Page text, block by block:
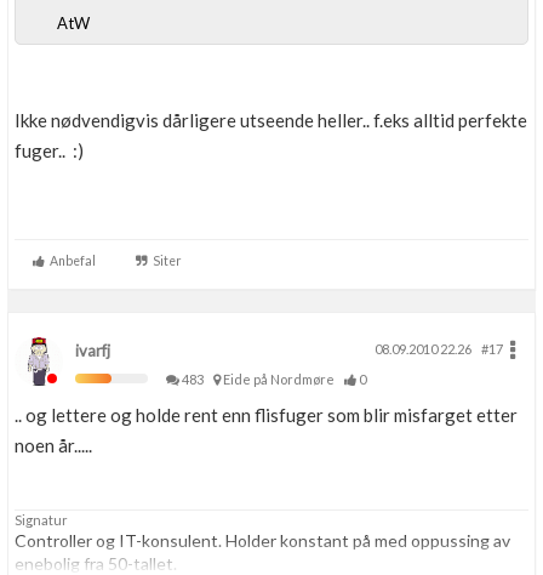
AtW
Ikke nødvendigvis dårligere utseende heller.. f.eks alltid perfekte
fuger.. :)
Anbefal Siter
ivarfj 08.09.2010 22.26
#17
483
Eide på Nordmøre 0
.. og lettere og holde rent enn flisfuger som blir misfarget etter
noen år.....
Signatur
Controller og IT-konsulent. Holder konstant på med oppussing av
enebolig fra 50-tallet.